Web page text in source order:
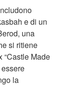
e di un
una
si ritiene
Made
la